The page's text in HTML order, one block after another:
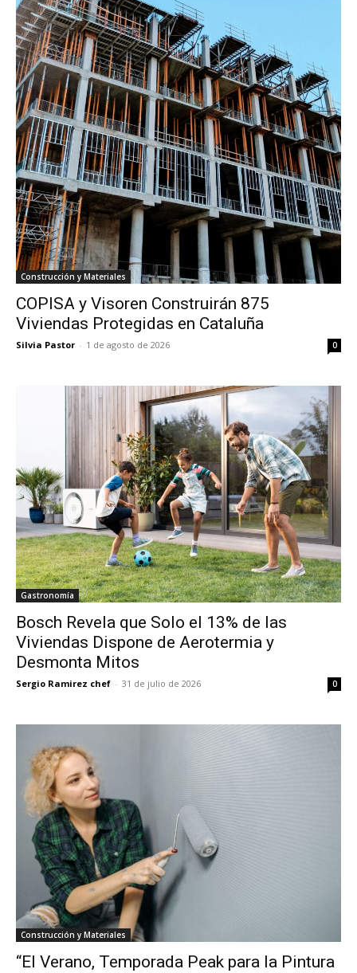
Construcción y Materiales
COPISA y Visoren Construirán 875
Viviendas Protegidas en Cataluña
Silvia Pastor - 1 de agosto de 2026 0
Gastronomía
Bosch Revela que Solo el 13% de las
Viviendas Dispone de Aerotermia y
Desmonta Mitos
Sergio Ramirez chef - 31 de julio de 2026 0
Construcción y Materiales
“El Verano, Temporada Peak para la Pintura